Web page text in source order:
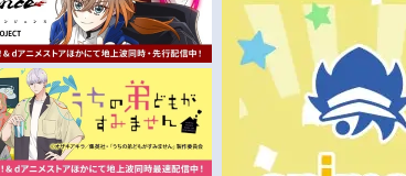
秋アニメ
冬アニメ